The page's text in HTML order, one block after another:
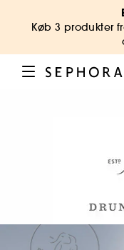
Køb 3 produkter